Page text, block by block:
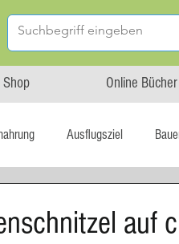
Shop Online
Ausflugsziel
auf